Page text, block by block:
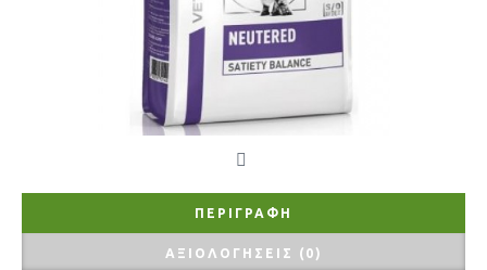
ΠΕΡΙΓΡΑΦΉ
ΑΞΙΟΛΟΓΉΣΕΙΣ (0)